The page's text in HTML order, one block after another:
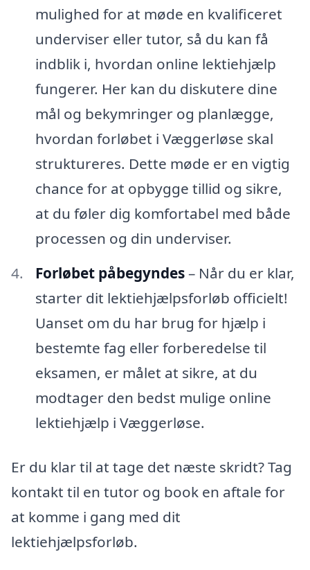
mulighed for at møde en kvalificeret
underviser eller tutor, så du kan få
indblik i, hvordan online lektiehjælp
fungerer. Her kan du diskutere dine
mål og bekymringer og planlægge,
hvordan forløbet i Væggerløse skal
struktureres. Dette møde er en vigtig
chance for at opbygge tillid og sikre,
at du føler dig komfortabel med både
processen og din underviser.
Forløbet påbegyndes– Når du er klar,
starter dit lektiehjælpsforløb officielt!
Uanset om du har brug for hjælp i
bestemte fag eller forberedelse til
eksamen, er målet at sikre, at du
modtager den bedst mulige online
lektiehjælp i Væggerløse.
Er du klar til at tage det næste skridt? Tag
kontakt til en tutor og book en aftale for
at komme i gang med dit
lektiehjælpsforløb.